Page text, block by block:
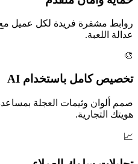
روابط مشفرة فريدة لكل عميل
عدالة اللعبة.
🎨
تخصيص كامل باستخدام AI
صمم ألوان وثيمات العجلة
هويتك التجارية.
📈